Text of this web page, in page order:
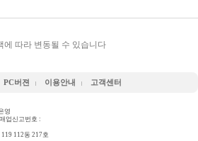
에 따라 변동될 수 있습니다
PC버젼 이용안내 고객센터
영
업신고번호 :
112동 217호